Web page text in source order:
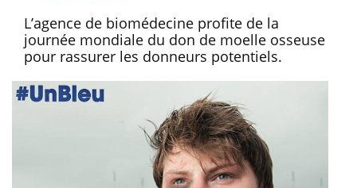
L’agence de biomédecine profite de la
journée mondiale du don de moelle osseuse
pour rassurer les donneurs potentiels.